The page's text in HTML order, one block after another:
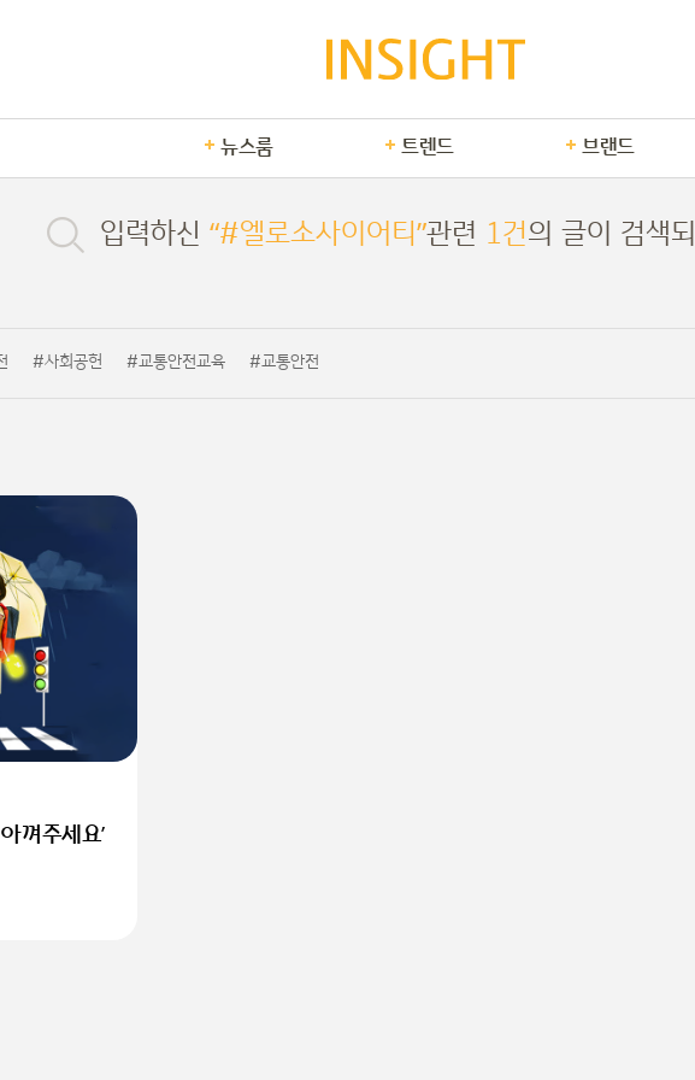
뉴스룸 트렌드 브랜드
입력하신 “#엘로소사이어티”관련 1건의 글이 검색
#사회공헌 #교통안전교육 #교통안전
껴주세요’